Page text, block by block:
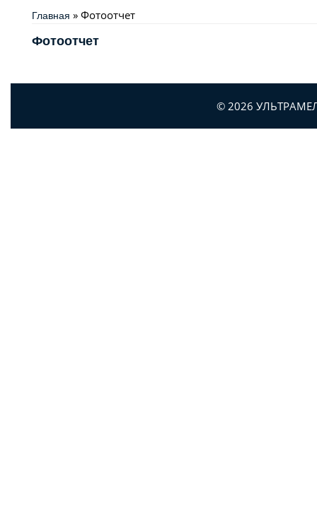
Главная » Фотоотчет
Фотоотчет
© 2026